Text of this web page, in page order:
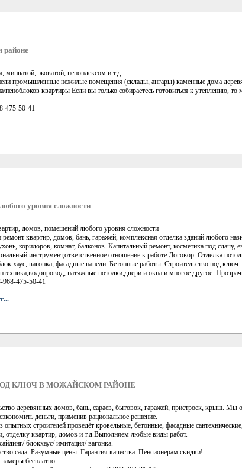
районе
минватой, эковатой, пеноплексом и т.д
промышленные нежилые помещения (склады, ангары) каменные дома
пеноблоков квартиры Если вы только собираетесь готовиться к утеплению,
475-50-41
уровня сложности
домов, помещений любого уровня сложности
ремонт квартир, домов, бань, гаражей, комплексная отделка зданий любого
коридоров, комнат, балконов. Капитальный ремонт, косметика под сдачу,
инструмент,ответственное отношение к работе.Договор. Отделка
хаус, вагонка, фасадные панели. Бетонные работы. Строительство под
натяжные потолки,двери и окна и многое другое.
968-475-50-41
КЛЮЧ В МОЖАЙСКОМ РАЙОНЕ
деревянных домов, бань, сараев, бытовок, гаражей, пристроек, крыш. Мы
деньги, применив рациональное решение.
опытных строителей проведёт кровельные, бетонные, фасадные
отделку квартир, домов и т.д.Выполняем любые виды работ.
блокхаус/ имитация/ вагонка.
сада. Разумные цены. Гарантия качества. Пенсионерам скидки!
бесплатно.